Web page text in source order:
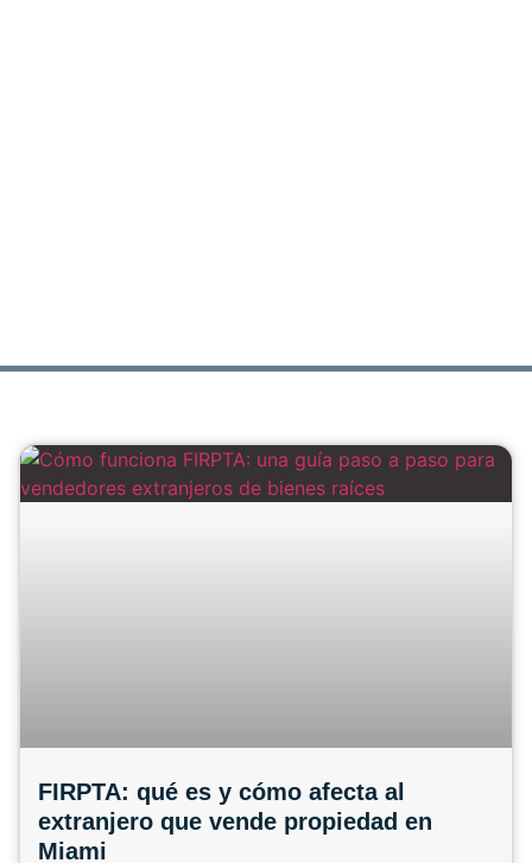
FIRPTA: qué es y cómo afecta al
extranjero que vende propiedad en
Miami